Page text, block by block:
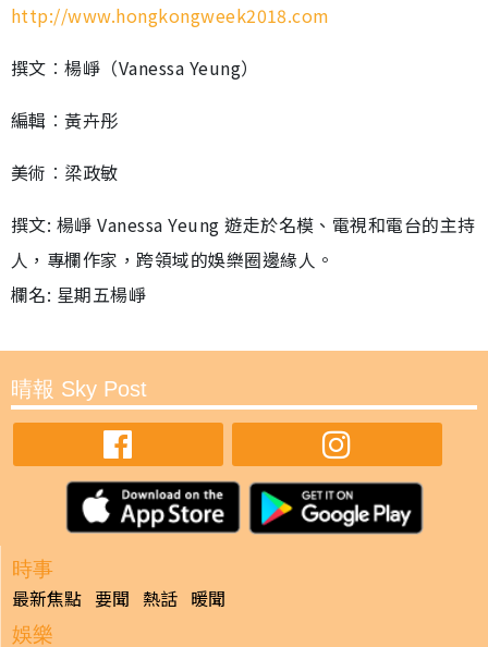
http://www.hongkongweek2018.com
撰文︰楊崢（Vanessa Yeung）
編輯︰黃卉彤
美術︰梁政敏
撰文: 楊崢 Vanessa Yeung 遊走於名模、電視和電台的主持
人，專欄作家，跨領域的娛樂圈邊緣人。
欄名: 星期五楊崢
晴報 Sky Post
時事
最新焦點 要聞 熱話 暖聞
娛樂